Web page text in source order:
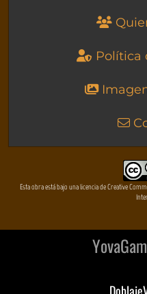
Política
Esta obra está bajo una licencia de Creative